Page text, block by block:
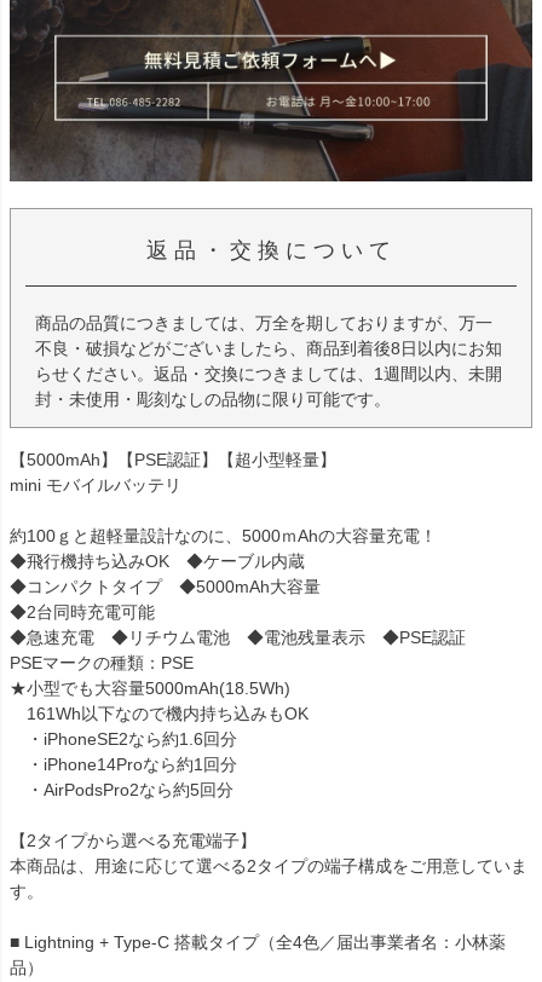
返品・交換について
商品の品質につきましては、万全を期しておりますが、万一
不良・破損などがございましたら、商品到着後8日以内にお知
らせください。返品・交換につきましては、1週間以内、未開
封・未使用・彫刻なしの品物に限り可能です。
【5000mAh】【PSE認証】【超小型軽量】
mini モバイルバッテリ
約100ｇと超軽量設計なのに、5000ｍAhの大容量充電！
◆飛行機持ち込みOK ◆ケーブル内蔵
◆コンパクトタイプ ◆5000mAh大容量
◆2台同時充電可能
◆急速充電 ◆リチウム電池 ◆電池残量表示 ◆PSE認証
PSEマークの種類：PSE
★小型でも大容量5000mAh(18.5Wh)
161Wh以下なので機内持ち込みもOK
・iPhoneSE2なら約1.6回分
・iPhone14Proなら約1回分
・AirPodsPro2なら約5回分
【2タイプから選べる充電端子】
本商品は、用途に応じて選べる2タイプの端子構成をご用意していま
す。
■ Lightning + Type-C 搭載タイプ（全4色／届出事業者名：小林薬
品）